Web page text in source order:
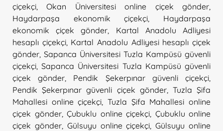
çiçekçi ,Okan Üniversitesi online çiçek gönder
Haydarpaşa ekonomik çiçekçi
Haydarpaşa
ekonomik çiçek gönder
Kartal Anadolu Adliyesi
hesaplı çiçekçi, Kartal Anadolu Adliyesi hesaplı çiçek
gönder Sapanca Üniversitesi Tuzla Kampüsü güvenli
çiçekçi ,Sapanca Üniversitesi Tuzla Kampüsü güvenli
çiçek gönder
Pendik Şekerpınar güvenli çiçekçi
Pendik Şekerpınar güvenli çiçek gönder, Tuzla Şifa
Mahallesi online çiçekçi ,Tuzla Şifa Mahallesi online
çiçek gönder, Çubuklu online çiçekçi Çubuklu online
çiçek gönder, Gülsuyu online çiçekçi ,Gülsuyu online